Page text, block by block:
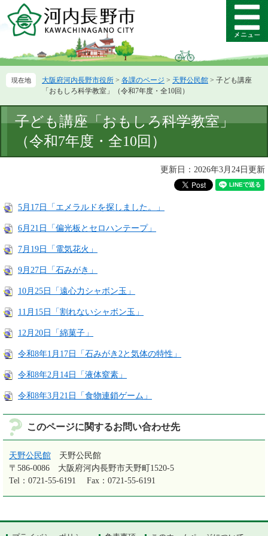
ー
先
ニ
を
て
メ
ニ
ー
大阪府河内長野市役所 > 各課のページ > 天野公民館 > 子ども講座
「おもしろ科学教室」（令和7年度・全10回）
文
子ども講座「おもしろ科学教室」
（令和7年度・全10回）
更新日：2026年3月24日更新
5月17日「エメラルドを探しました。」
6月21日「偏光板とセロハンテープ」
7月19日「電気花火」
9月27日「石みがき」
10月25日「遠心力シャボン玉」
11月15日「割れないシャボン玉」
12月20日「綿菓子」
令和8年1月17日「石みがき2と気体の特性」
令和8年2月14日「液体窒素」
令和8年3月21日「食物連鎖ゲーム」
このページに関するお問い合わせ先
天野公民館
天野公民館
〒586-0086
大阪府河内長野市天野町1520-5
Tel：0721-55-6191
Fax：0721-55-6191